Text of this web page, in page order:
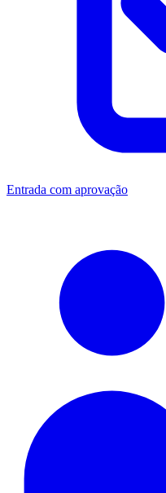
Entrada com aprovação